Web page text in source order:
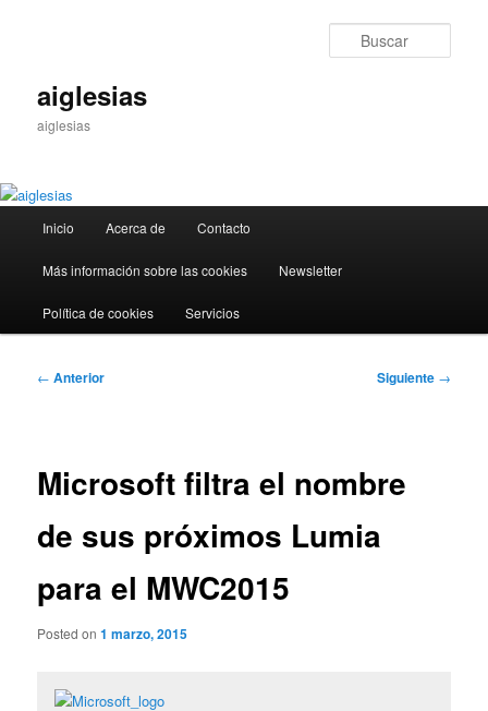
aiglesias
aiglesias
principal
Inicio Acerca de Contacto
Más información sobre las cookies Newsletter
Política de cookies Servicios
Navegación
← Anterior Siguiente →
Microsoft filtra el nombre
de sus próximos Lumia
para el MWC2015
Posted on1 marzo, 2015